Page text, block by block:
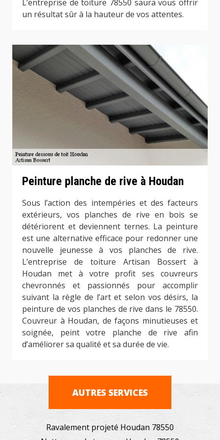
L’entreprise de toiture 78550 saura vous offrir
un résultat sûr à la hauteur de vos attentes.
Peinture planche de rive à Houdan
Sous l’action des intempéries et des facteurs
extérieurs, vos planches de rive en bois se
détériorent et deviennent ternes. La peinture
est une alternative efficace pour redonner une
nouvelle jeunesse à vos planches de rive.
L’entreprise de toiture Artisan Bossert à
Houdan met à votre profit ses couvreurs
chevronnés et passionnés pour accomplir
suivant la règle de l’art et selon vos désirs, la
peinture de vos planches de rive dans le 78550.
Couvreur à Houdan, de façons minutieuses et
soignée, peint votre planche de rive afin
d’améliorer sa qualité et sa durée de vie.
AUTRES SERVICES
Ravalement projeté Houdan 78550